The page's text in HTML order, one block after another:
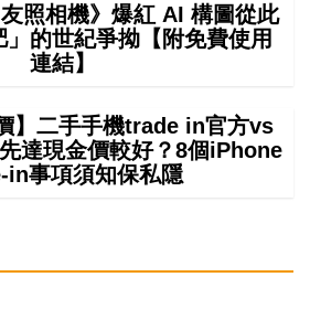
照相機》爆紅 AI 構圖從此
的世紀爭拗【附免費使用
連結】
】二手手機trade in官方vs
達現金價較好？8個iPhone
in事項須知保私隱